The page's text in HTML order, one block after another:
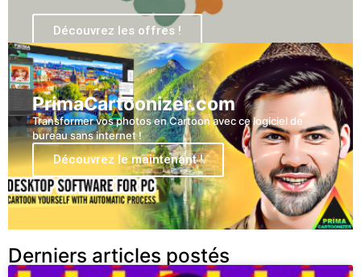
Découvrez les offres !
PrimaCartoonizer.com
Transformer vos photos en Cartoon avec ce logiciel de
bureau sans internet !
Découvrez le maintenant !
Derniers articles postés